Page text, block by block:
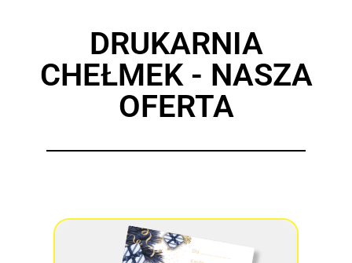
DRUKARNIA
CHEŁMEK - NASZA
OFERTA